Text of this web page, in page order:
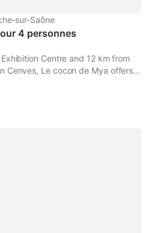
sur-Saône
4 personnes
Centre and 12 km from
Cenves, Le cocon de Mya offers